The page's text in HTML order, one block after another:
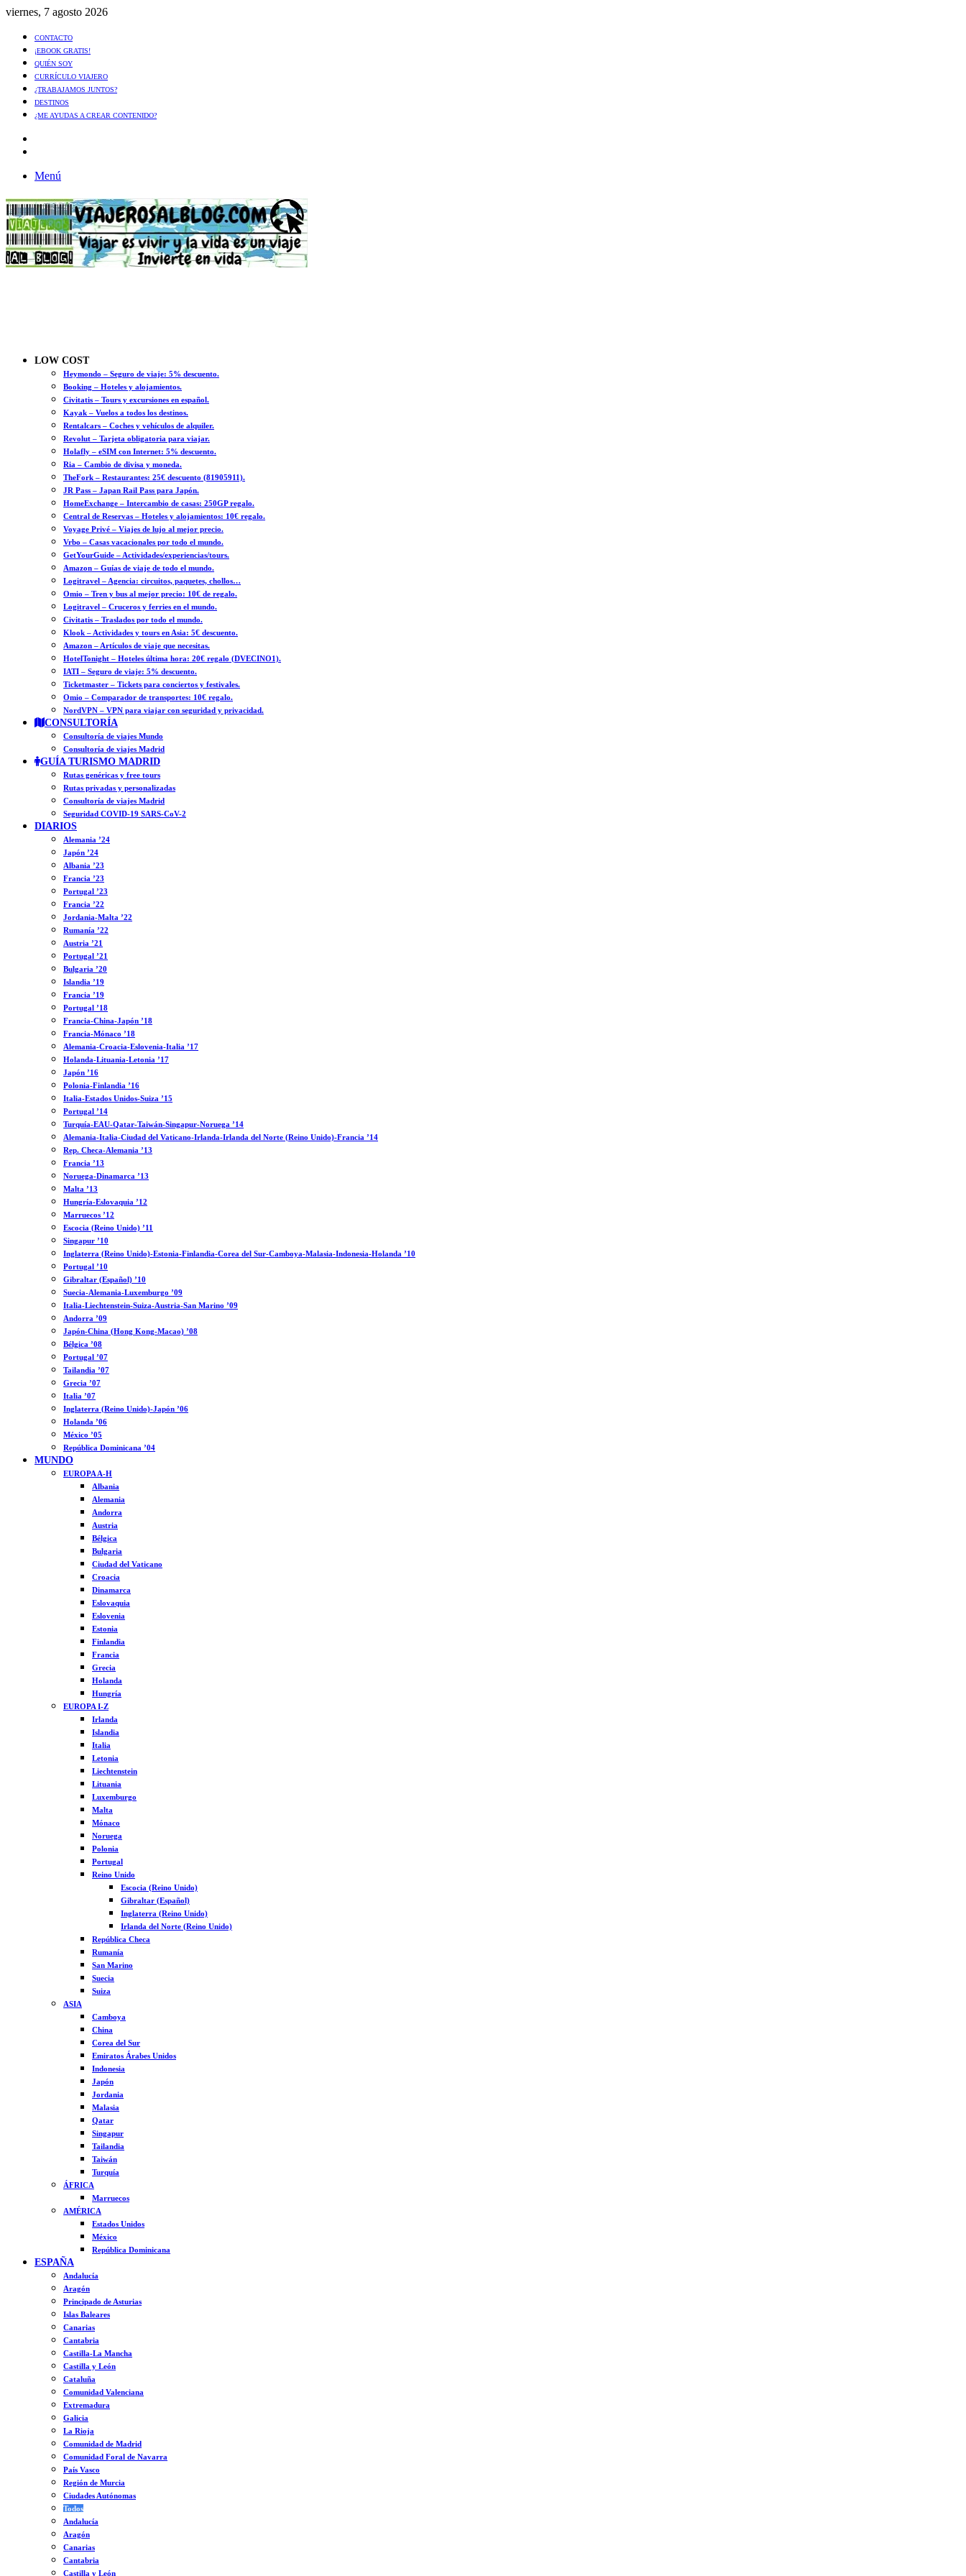
viernes, 7 agosto 2026
CONTACTO
¡EBOOK GRATIS!
QUIÉN SOY
CURRÍCULO VIAJERO
¿TRABAJAMOS JUNTOS?
DESTINOS
¿ME AYUDAS A CREAR CONTENIDO?
Menú
LOW COST
Heymondo – Seguro de viaje: 5% descuento.
Booking – Hoteles y alojamientos.
Civitatis – Tours y excursiones en español.
Kayak – Vuelos a todos los destinos.
Rentalcars – Coches y vehículos de alquiler.
Revolut – Tarjeta obligatoria para viajar.
Holafly – eSIM con Internet: 5% descuento.
Ria – Cambio de divisa y moneda.
TheFork – Restaurantes: 25€ descuento (81905911).
JR Pass – Japan Rail Pass para Japón.
HomeExchange – Intercambio de casas: 250GP regalo.
Central de Reservas – Hoteles y alojamientos: 10€ regalo.
Voyage Privé – Viajes de lujo al mejor precio.
Vrbo – Casas vacacionales por todo el mundo.
GetYourGuide – Actividades/experiencias/tours.
Amazon – Guías de viaje de todo el mundo.
Logitravel – Agencia: circuitos, paquetes, chollos…
Omio – Tren y bus al mejor precio: 10€ de regalo.
Logitravel – Cruceros y ferries en el mundo.
Civitatis – Traslados por todo el mundo.
Klook – Actividades y tours en Asia: 5€ descuento.
Amazon – Artículos de viaje que necesitas.
HotelTonight – Hoteles última hora: 20€ regalo (DVECINO1).
IATI – Seguro de viaje: 5% descuento.
Ticketmaster – Tickets para conciertos y festivales.
Omio – Comparador de transportes: 10€ regalo.
NordVPN – VPN para viajar con seguridad y privacidad.
CONSULTORÍA
Consultoría de viajes Mundo
Consultoría de viajes Madrid
GUÍA TURISMO MADRID
Rutas genéricas y free tours
Rutas privadas y personalizadas
Consultoría de viajes Madrid
Seguridad COVID-19 SARS-CoV-2
DIARIOS
Alemania ’24
Japón ’24
Albania ’23
Francia ’23
Portugal ’23
Francia ’22
Jordania-Malta ’22
Rumanía ’22
Austria ’21
Portugal ’21
Bulgaria ’20
Islandia ’19
Francia ’19
Portugal ’18
Francia-China-Japón ’18
Francia-Mónaco ’18
Alemania-Croacia-Eslovenia-Italia ’17
Holanda-Lituania-Letonia ’17
Japón ’16
Polonia-Finlandia ’16
Italia-Estados Unidos-Suiza ’15
Portugal ’14
Turquía-EAU-Qatar-Taiwán-Singapur-Noruega ’14
Alemania-Italia-Ciudad del Vaticano-Irlanda-Irlanda del Norte (Reino Unido)-Francia ’14
Rep. Checa-Alemania ’13
Francia ’13
Noruega-Dinamarca ’13
Malta ’13
Hungría-Eslovaquia ’12
Marruecos ’12
Escocia (Reino Unido) ’11
Singapur ’10
Inglaterra (Reino Unido)-Estonia-Finlandia-Corea del Sur-Camboya-Malasia-Indonesia-Holanda ’10
Portugal ’10
Gibraltar (Español) ’10
Suecia-Alemania-Luxemburgo ’09
Italia-Liechtenstein-Suiza-Austria-San Marino ’09
Andorra ’09
Japón-China (Hong Kong-Macao) ’08
Bélgica ’08
Portugal ’07
Tailandia ’07
Grecia ’07
Italia ’07
Inglaterra (Reino Unido)-Japón ’06
Holanda ’06
México ’05
República Dominicana ’04
MUNDO
EUROPA A-H
Albania
Alemania
Andorra
Austria
Bélgica
Bulgaria
Ciudad del Vaticano
Croacia
Dinamarca
Eslovaquia
Eslovenia
Estonia
Finlandia
Francia
Grecia
Holanda
Hungría
EUROPA I-Z
Irlanda
Islandia
Italia
Letonia
Liechtenstein
Lituania
Luxemburgo
Malta
Mónaco
Noruega
Polonia
Portugal
Reino Unido
Escocia (Reino Unido)
Gibraltar (Español)
Inglaterra (Reino Unido)
Irlanda del Norte (Reino Unido)
República Checa
Rumanía
San Marino
Suecia
Suiza
ASIA
Camboya
China
Corea del Sur
Emiratos Árabes Unidos
Indonesia
Japón
Jordania
Malasia
Qatar
Singapur
Tailandia
Taiwán
Turquía
ÁFRICA
Marruecos
AMÉRICA
Estados Unidos
México
República Dominicana
ESPAÑA
Andalucía
Aragón
Principado de Asturias
Islas Baleares
Canarias
Cantabria
Castilla-La Mancha
Castilla y León
Cataluña
Comunidad Valenciana
Extremadura
Galicia
La Rioja
Comunidad de Madrid
Comunidad Foral de Navarra
País Vasco
Región de Murcia
Ciudades Autónomas
Todos
Andalucía
Aragón
Canarias
Cantabria
Castilla y León